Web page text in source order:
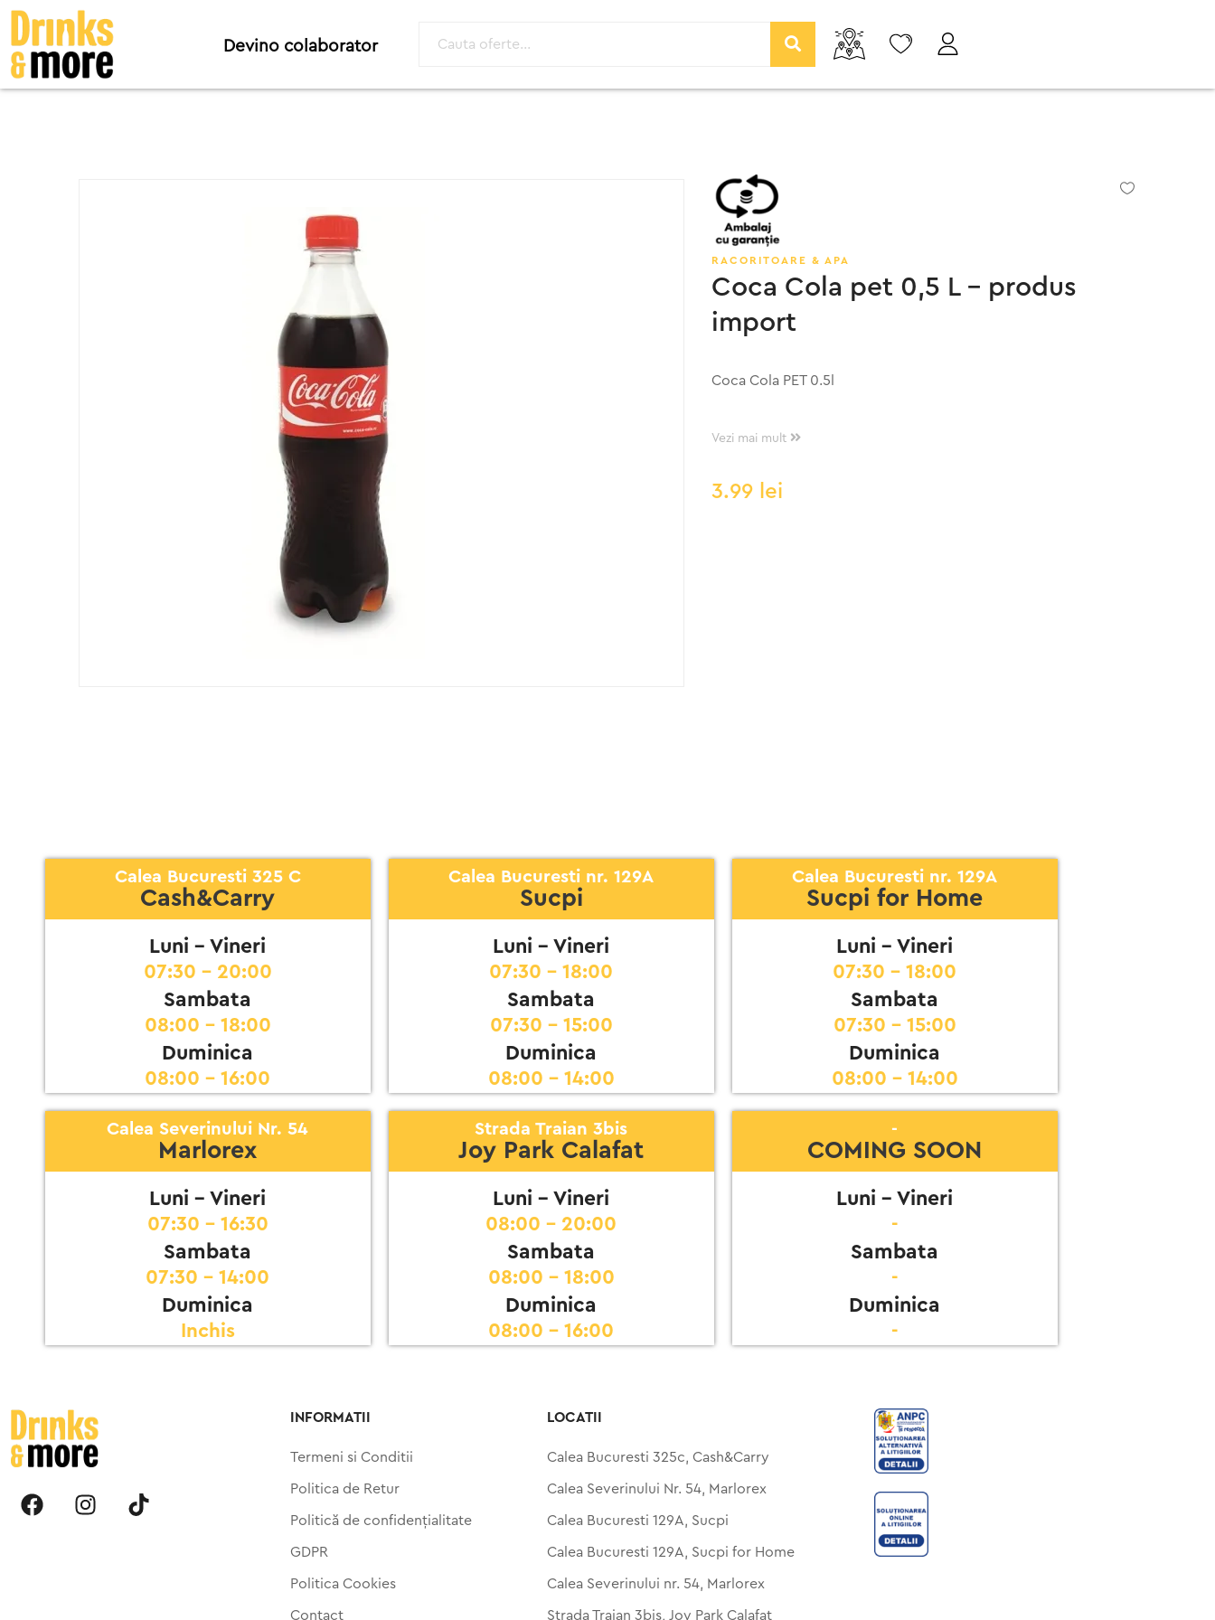
Devino colaborator
RACORITOARE & APA
Coca Cola pet 0,5 L – produs
import
Coca Cola PET 0.5l
Vezi mai mult
3.99 lei
Calea Bucuresti 325 C
Cash&Carry
Luni - Vineri
07:30 - 20:00
Sambata
08:00 - 18:00
Duminica
08:00 - 16:00
Calea Bucuresti nr. 129A
Sucpi
Luni - Vineri
07:30 - 18:00
Sambata
07:30 - 15:00
Duminica
08:00 - 14:00
Calea Bucuresti nr. 129A
Sucpi for Home
Luni - Vineri
07:30 - 18:00
Sambata
07:30 - 15:00
Duminica
08:00 - 14:00
Calea Severinului Nr. 54
Marlorex
Luni - Vineri
07:30 - 16:30
Sambata
07:30 - 14:00
Duminica
Inchis
Strada Traian 3bis
Joy Park Calafat
Luni - Vineri
08:00 - 20:00
Sambata
08:00 - 18:00
Duminica
08:00 - 16:00
-
COMING SOON
Luni - Vineri
-
Sambata
-
Duminica
-
INFORMATII
Termeni si Conditii
Politica de Retur
Politică de confidențialitate
GDPR
Politica Cookies
Contact
LOCATII
Calea Bucuresti 325c, Cash&Carry
Calea Severinului Nr. 54, Marlorex
Calea Bucuresti 129A, Sucpi
Calea Bucuresti 129A, Sucpi for Home
Calea Severinului nr. 54, Marlorex
Strada Traian 3bis, Joy Park Calafat